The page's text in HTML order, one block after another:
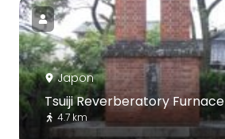
Japon
Tsuiji Reverberatory Furnace
4.7 km